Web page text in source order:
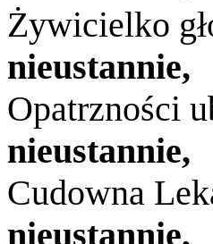
Żywicielko
nieustannie,
Opatrzności
nieustannie,
Cudowna
nieustannie,